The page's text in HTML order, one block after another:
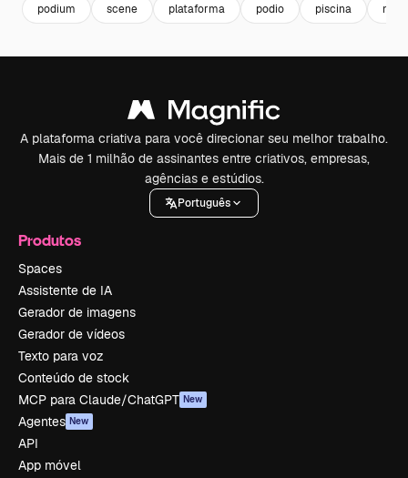
podium scene plataforma podio piscina
A plataforma criativa para você direcionar seu melhor trabalho.
Mais de 1 milhão de assinantes entre criativos, empresas,
agências e estúdios.
Português
Produtos
Spaces
Assistente de IA
Gerador de imagens
Gerador de vídeos
Texto para voz
Conteúdo de stock
MCP para Claude/ChatGPT New
Agentes New
API
App móvel